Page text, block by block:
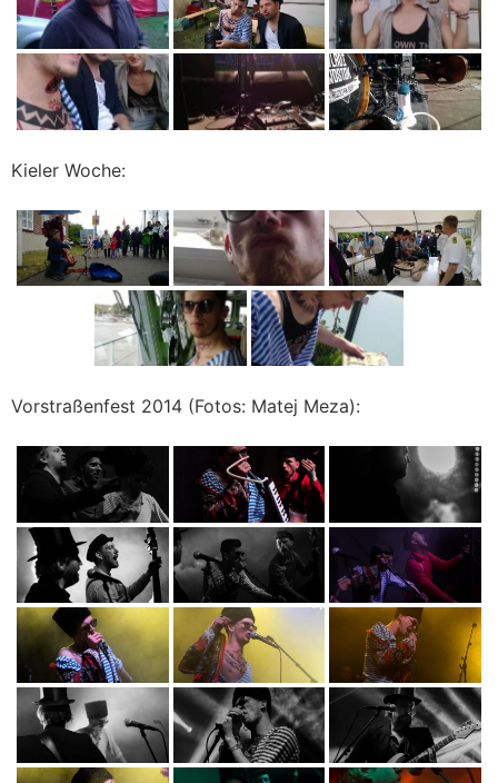
Kieler Woche:
Vorstraßenfest 2014 (Fotos: Matej Meza):